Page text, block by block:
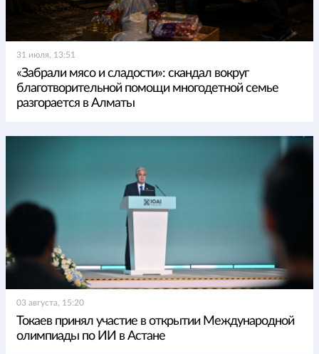
31 июля, 13:51
«Забрали мясо и сладости»: скандал вокруг
благотворительной помощи многодетной семье
разгорается в Алматы
03 августа, 15:20
Токаев принял участие в открытии Международной
олимпиады по ИИ в Астане